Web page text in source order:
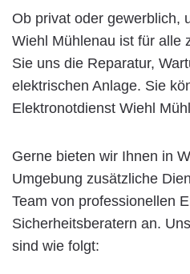
Ob privat oder gewerblich,
Wiehl Mühlenau ist für alle
Sie uns die Reparatur,
elektrischen Anlage. Sie
Elektronotdienst Wiehl
Gerne bieten wir Ihnen in
Umgebung zusätzliche
Team von professionellen
Sicherheitsberatern an.
sind wie folgt: